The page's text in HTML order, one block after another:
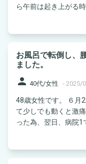
ら午前は起き上がる時
お風呂で転倒し、
ました。
person 40代/女性 - 2025/
48歳女性です。 ６月
て少しでも動くと激痛。
った為、翌日、病院1